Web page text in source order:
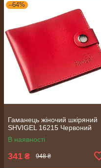
–64%
Гаманець жіночий шкіряний
SHVIGEL 16215 Червоний
В наявності
341 ₴ 948 ₴